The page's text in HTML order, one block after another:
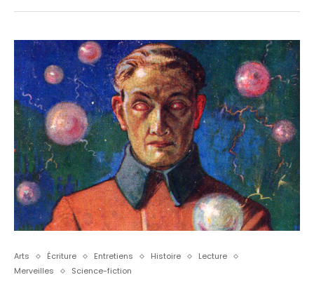
Arts Écriture Entretiens Histoire
Lecture
Merveilles
Science-fiction